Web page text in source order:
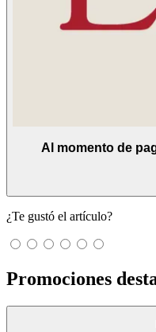
Al momento de
¿Te gustó el artículo?
Promociones